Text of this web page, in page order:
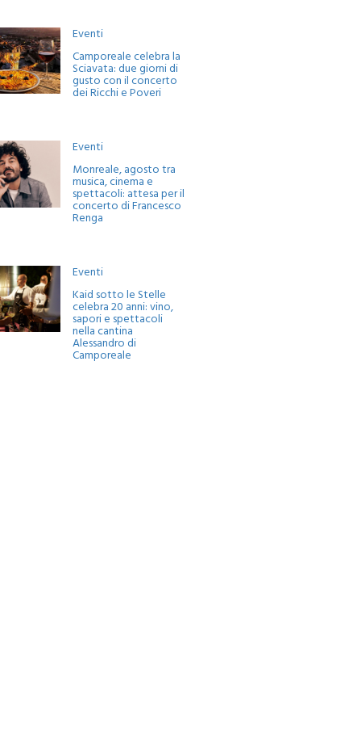
Eventi
Camporeale celebra la
Sciavata: due giorni di
gusto con il concerto
dei Ricchi e Poveri
Eventi
Monreale, agosto tra
musica, cinema e
spettacoli: attesa per il
concerto di Francesco
Renga
Eventi
Kaid sotto le Stelle
celebra 20 anni: vino,
sapori e spettacoli
nella cantina
Alessandro di
Camporeale